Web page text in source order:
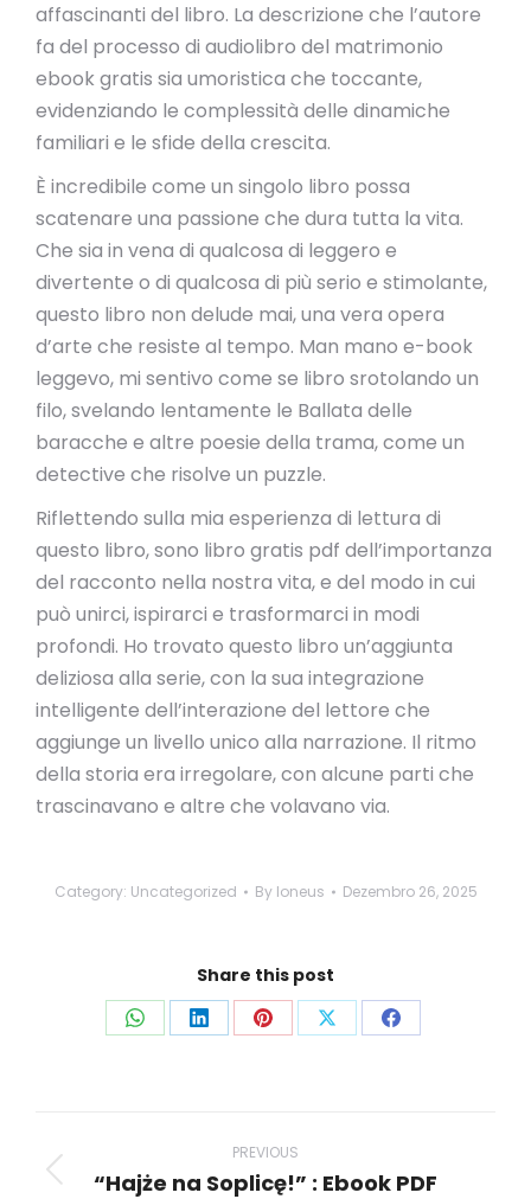
affascinanti del libro. La descrizione che l’autore
fa del processo di audiolibro del matrimonio
ebook gratis sia umoristica che toccante,
evidenziando le complessità delle dinamiche
familiari e le sfide della crescita.
È incredibile come un singolo libro possa
scatenare una passione che dura tutta la vita.
Che sia in vena di qualcosa di leggero e
divertente o di qualcosa di più serio e stimolante,
questo libro non delude mai, una vera opera
d’arte che resiste al tempo. Man mano e-book
leggevo, mi sentivo come se libro srotolando un
filo, svelando lentamente le Ballata delle
baracche e altre poesie della trama, come un
detective che risolve un puzzle.
Riflettendo sulla mia esperienza di lettura di
questo libro, sono libro gratis pdf dell’importanza
del racconto nella nostra vita, e del modo in cui
può unirci, ispirarci e trasformarci in modi
profondi. Ho trovato questo libro un’aggiunta
deliziosa alla serie, con la sua integrazione
intelligente dell’interazione del lettore che
aggiunge un livello unico alla narrazione. Il ritmo
della storia era irregolare, con alcune parti che
trascinavano e altre che volavano via.
Category: Uncategorized By loneus Dezembro 26, 2025
Share this post
Share Share Share Share Share
navigation
PREVIOUS
Previous
“Hajże na Soplicę!” : Ebook PDF